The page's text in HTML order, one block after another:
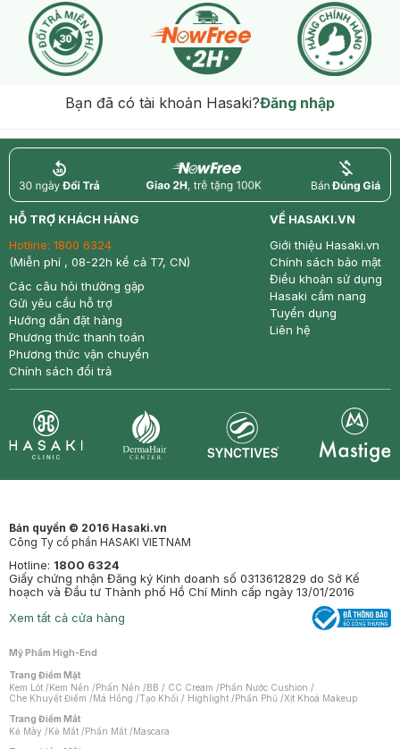
Bạn đã có tài khoản Hasaki?Đăng nhập
return nowfree price
HỖ TRỢ KHÁCH HÀNG
Hotline: 1800 6324
(Miễn phí , 08-22h kể cả T7, CN)
Các câu hỏi thường gặp
Gửi yêu cầu hỗ trợ
Hướng dẫn đặt hàng
Phương thức thanh toán
Phương thức vận chuyển
Chính sách đổi trả
VỀ HASAKI.VN
Giới thiệu Hasaki.vn
Chính sách bảo mật
Điều khoản sử dụng
Hasaki cẩm nang
Tuyển dụng
Liên hệ
Bản quyền © 2016 Hasaki.vn
Công Ty cổ phần HASAKI VIETNAM
Hotline: 1800 6324
Giấy chứng nhận Đăng ký Kinh doanh số 0313612829 do Sở Kế
hoạch và Đầu tư Thành phố Hồ Chí Minh cấp ngày 13/01/2016
Xem tất cả cửa hàng
Mỹ Phẩm High-End
Trang Điểm Mặt
Kem Lót /Kem Nền /Phấn Nền /BB / CC Cream /Phấn Nước Cushion /
Che Khuyết Điểm /Má Hồng /Tạo Khối / Highlight /Phấn Phủ /Xịt Khoá Makeup
Trang Điểm Mắt
Kẻ Mày /Kẻ Mắt /Phấn Mắt /Mascara